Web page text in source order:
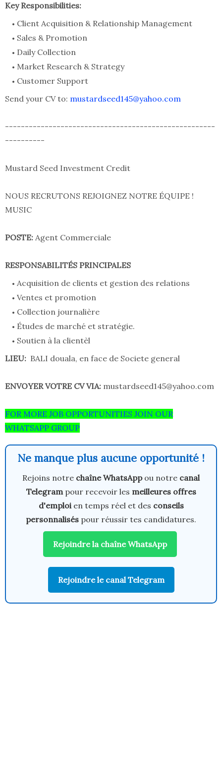
Key Responsibilities:
Client Acquisition & Relationship Management
Sales & Promotion
Daily Collection
Market Research & Strategy
Customer Support
Send your CV to: mustardseed145@yahoo.com
-----------------------------------------------------
----------
Mustard Seed Investment Credit
NOUS RECRUTONS REJOIGNEZ NOTRE ÉQUIPE !
MUSIC
POSTE: Agent Commerciale
RESPONSABILITÉS PRINCIPALES
Acquisition de clients et gestion des relations
Ventes et promotion
Collection journalière
Études de marché et stratégie.
Soutien à la clientèl
LIEU: BALI douala, en face de Societe general
ENVOYER VOTRE CV VIA: mustardseed145@yahoo.com
FOR MORE JOB OPPORTUNITIES JOIN OUR
WHATSAPP GROUP
Ne manque plus aucune opportunité !
Rejoins notre chaîne WhatsAppou notre canal
Telegrampour recevoir les meilleures offres
d'emploien temps réel et des conseils
personnalisés pour réussir tes candidatures.
Rejoindre la chaîne WhatsApp
Rejoindre le canal Telegram